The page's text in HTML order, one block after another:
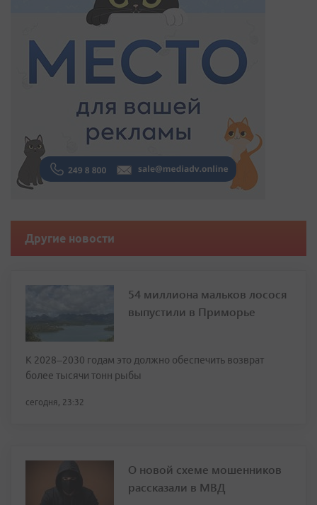
Другие новости
54 миллиона мальков лосося
выпустили в Приморье
К 2028–2030 годам это должно обеспечить возврат
более тысячи тонн рыбы
сегодня, 23:32
О новой схеме мошенников
рассказали в МВД